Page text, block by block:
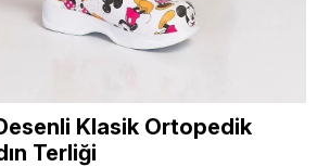
Klasik Ortopedik
Terliği